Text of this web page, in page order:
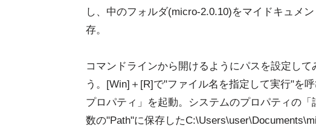
し、中のフォルダ(micro-2.0.10)をマイドキュメ
存。
コマンドラインから開けるようにパスを設定して
う。[Win]＋[R]で"ファイル名を指定して実行"を
プロパティ」を起動。システムのプロパティの
数の"Path"に保存した